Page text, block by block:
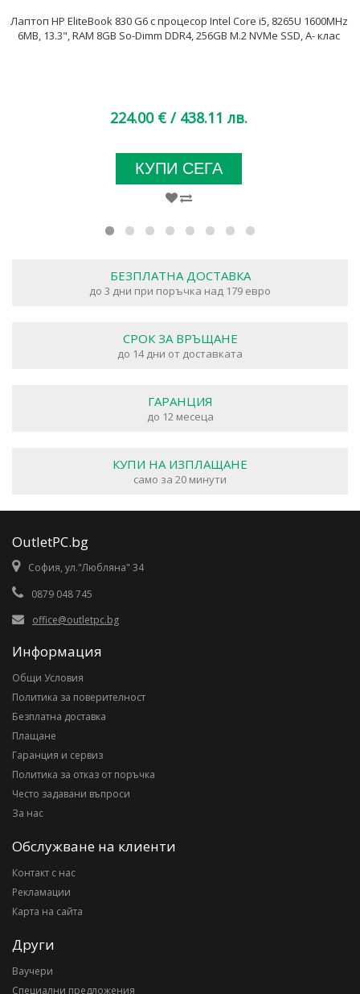
Лаптоп HP EliteBook 830 G6 с процесор Intel Core i5, 8265U 1600MHz
6MB, 13.3", RAM 8GB So-Dimm DDR4, 256GB M.2 NVMe SSD, A- клас
224.00 € / 438.11 лв.
КУПИ СЕГА
БЕЗПЛАТНА ДОСТАВКА
до 3 дни при поръчка над 179 евро
СРОК ЗА ВРЪЩАНЕ
до 14 дни от доставката
ГАРАНЦИЯ
до 12 месеца
КУПИ НА ИЗПЛАЩАНЕ
само за 20 минути
OutletPC.bg
София, ул."Любляна" 34
0879 048 745
office@outletpc.bg
Информация
Общи Условия
Политика за поверителност
Безплатна доставка
Плащане
Гаранция и сервиз
Политика за отказ от поръчка
Често задавани въпроси
За нас
Обслужване на клиенти
Контакт с нас
Рекламации
Карта на сайта
Други
Ваучери
Специални предложения